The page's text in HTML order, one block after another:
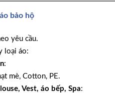
bảo hộ
yêu cầu.
loại áo:
:
mè, Cotton, PE.
Vest, áo bếp, Spa: